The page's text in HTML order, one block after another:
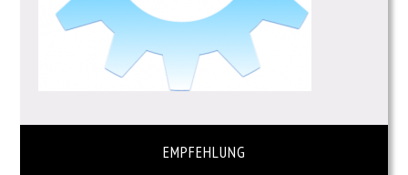
EMPFEHLUNG